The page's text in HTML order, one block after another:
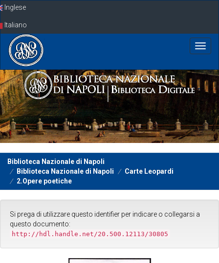
SkipInglese
Italiano
Biblioteca Nazionale di Napoli
Biblioteca Nazionale di Napoli
Carte Leopardi
2.Opere poetiche
Si prega di utilizzare questo identifier per indicare o collegarsi a
questo documento:
http://hdl.handle.net/20.500.12113/30805